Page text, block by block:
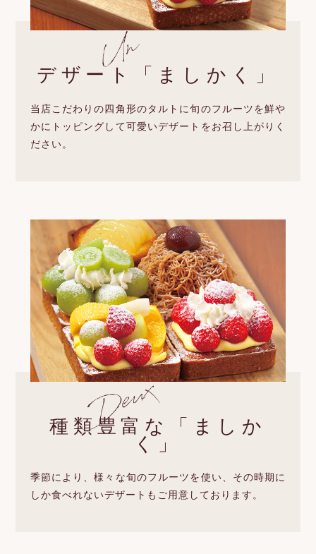
デザート「ましかく」
当店こだわりの四角形のタルトに旬のフルーツを鮮や
かにトッピングして可愛いデザートをお召し上がりく
ださい。
種類豊富な「ましか
く」
季節により、様々な旬のフルーツを使い、その時期に
しか食べれないデザートもご用意しております。